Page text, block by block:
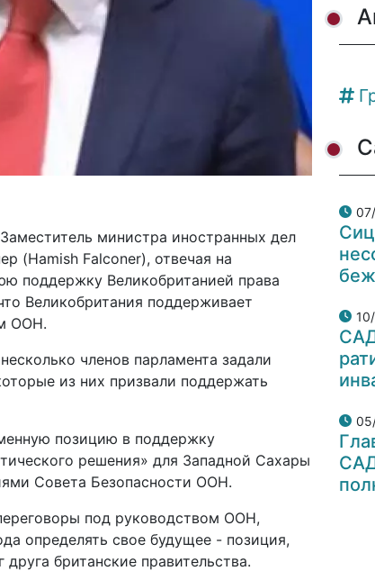
министра иностранных дел
(Hamish Falconer), отвечая на
поддержку Великобританией права
Великобритания поддерживает
ООН.
членов парламента задали
из них призвали поддержать
позицию в поддержку
решения» для Западной Сахары
Совета Безопасности ООН.
под руководством ООН,
определять свое будущее - позиция,
британские правительства.